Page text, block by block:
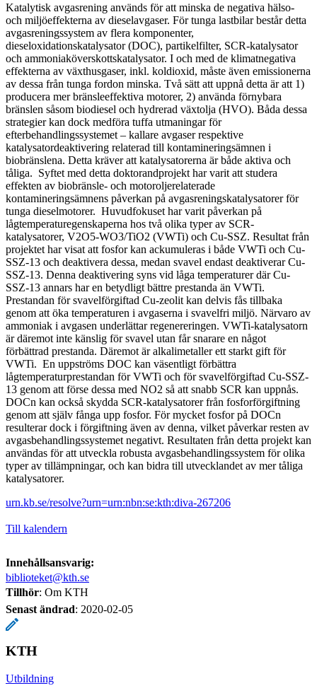
Katalytisk avgasrening används för att minska de negativa hälso-
och miljöeffekterna av dieselavgaser. För tunga lastbilar består detta
avgasreningssystem av flera komponenter,
dieseloxidationskatalysator (DOC), partikelfilter, SCR-katalysator
och ammoniaköverskottskatalysator. I och med de klimatnegativa
effekterna av växthusgaser, inkl. koldioxid, måste även emissionerna
av dessa från tunga fordon minska. Två sätt att uppnå detta är att 1)
producera mer bränsleeffektiva motorer, 2) använda förnybara
bränslen såsom biodiesel och hydrerad växtolja (HVO). Båda dessa
strategier kan dock medföra tuffa utmaningar för
efterbehandlingssystemet – kallare avgaser respektive
katalysatordeaktivering relaterad till kontamineringsämnen i
biobränslena. Detta kräver att katalysatorerna är både aktiva och
tåliga. Syftet med detta doktorandprojekt har varit att studera
effekten av biobränsle- och motoroljerelaterade
kontamineringsämnens påverkan på avgasreningskatalysatorer för
tunga dieselmotorer. Huvudfokuset har varit påverkan på
lågtemperaturegenskaperna hos två olika typer av SCR-
katalysatorer, V2O5-WO3/TiO2 (VWTi) och Cu-SSZ. Resultat från
projektet har visat att fosfor kan ackumuleras i både VWTi och Cu-
SSZ-13 och deaktivera dessa, medan svavel endast deaktiverar Cu-
SSZ-13. Denna deaktivering syns vid låga temperaturer där Cu-
SSZ-13 annars har en betydligt bättre prestanda än VWTi.
Prestandan för svavelförgiftad Cu-zeolit kan delvis fås tillbaka
genom att öka temperaturen i avgaserna i svavelfri miljö. Närvaro av
ammoniak i avgasen underlättar regenereringen. VWTi-katalysatorn
är däremot inte känslig för svavel utan får snarare en något
förbättrad prestanda. Däremot är alkalimetaller ett starkt gift för
VWTi. En uppströms DOC kan väsentligt förbättra
lågtemperaturprestandan för VWTi och för svavelförgiftad Cu-SSZ-
13 genom att förse dessa med NO2 så att snabb SCR kan uppnås.
DOCn kan också skydda SCR-katalysatorer från fosforförgiftning
genom att själv fånga upp fosfor. För mycket fosfor på DOCn
resulterar dock i förgiftning även av denna, vilket påverkar resten av
avgasbehandlingssystemet negativt. Resultaten från detta projekt kan
användas för att utveckla robusta avgasbehandlingssystem för olika
typer av tillämpningar, och kan bidra till utvecklandet av mer tåliga
katalysatorer.
urn.kb.se/resolve?urn=urn:nbn:se:kth:diva-267206
Till kalendern
Innehållsansvarig:
biblioteket@kth.se
Tillhör: Om KTH
Senast ändrad: 2020-02-05
KTH
Utbildning